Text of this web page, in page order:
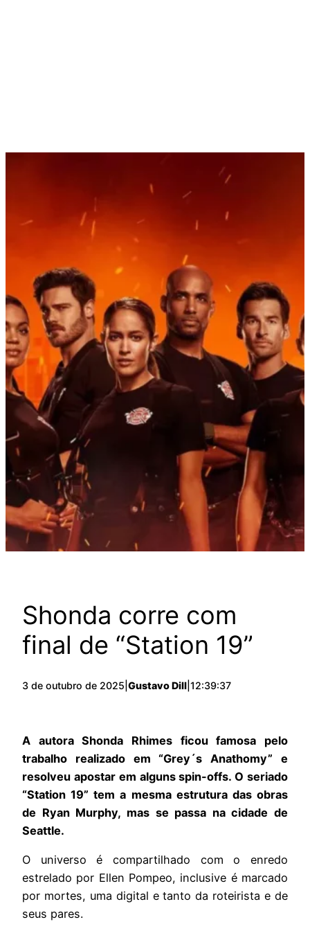
Shonda corre com
final de “Station 19”
3 de outubro de 2025 Gustavo Dill 12:39:37
A autora Shonda Rhimes ficou famosa pelo
trabalho realizado em “Grey´s Anathomy” e
resolveu apostar em alguns spin-offs. O seriado
“Station 19” tem a mesma estrutura das obras
de Ryan Murphy, mas se passa na cidade de
Seattle.
O universo é compartilhado com o enredo
estrelado por Ellen Pompeo, inclusive é marcado
por mortes, uma digital e tanto da roteirista e de
seus pares.